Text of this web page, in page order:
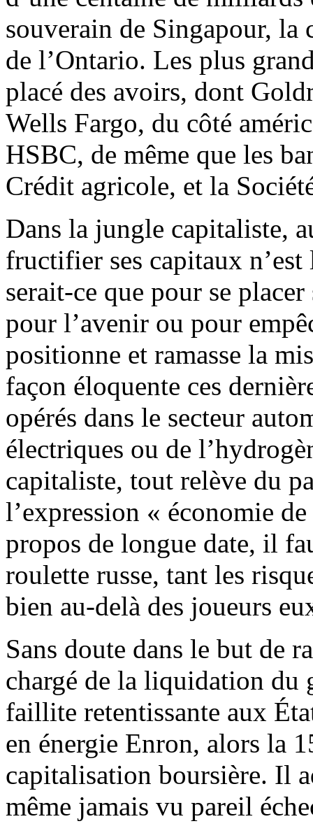
souverain de Singapour, la
de l’Ontario. Les plus
placé des avoirs, dont
Wells Fargo, du côté
HSBC, de même que les
Crédit agricole, et la
Dans la jungle capitaliste,
fructifier ses capitaux n’est
serait-ce que pour se
pour l’avenir ou pour
positionne et ramasse la
façon éloquente ces
opérés dans le secteur
électriques ou de
capitaliste, tout relève du
l’expression « économie
propos de longue date, il
roulette russe, tant les
bien au-delà des joueurs
Sans doute dans le but de
chargé de la liquidation du
faillite retentissante aux
en énergie Enron, alors la
capitalisation boursière. Il
même jamais vu pareil